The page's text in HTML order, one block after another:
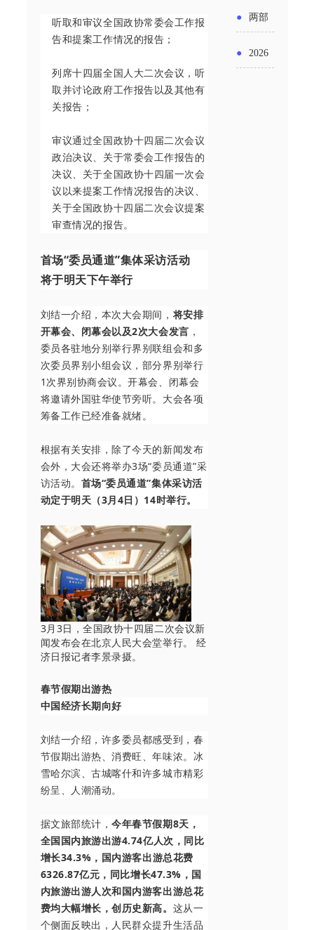
听取和审议全国政协常委会工作报
告和提案工作情况的报告；
列席十四届全国人大二次会议，听
取并讨论政府工作报告以及其他有
关报告；
审议通过全国政协十四届二次会议
政治决议、关于常委会工作报告的
决议、关于全国政协十四届一次会
议以来提案工作情况报告的决议、
关于全国政协十四届二次会议提案
审查情况的报告。
首场“委员通道”集体采访活动
将于明天下午举行
刘结一介绍，本次大会期间， 将安排
开幕会、闭幕会以及2次大会发言 ，
委员各驻地分别举行界别联组会和多
次委员界别小组会议，部分界别举行
1次界别协商会议。开幕会、闭幕会
将邀请外国驻华使节旁听。大会各项
筹备工作已经准备就绪。
根据有关安排，除了今天的新闻发布
会外，大会还将举办3场“委员通道”采
访活动。 首场“委员通道”集体采访活
动定于明天（3月4日）14时举行。
3月3日，全国政协十四届二次会议新
闻发布会在北京人民大会堂举行。 经
济日报记者李景录摄。
春节假期出游热
中国经济长期向好
刘结一介绍，许多委员都感受到，春
节假期出游热、消费旺、年味浓。冰
雪哈尔滨、古城喀什和许多城市精彩
纷呈、人潮涌动。
据文旅部统计，今年春节假期8天，
全国国内旅游出游4.74亿人次，同比
增长34.3%，国内游客出游总花费
6326.87亿元，同比增长47.3%，国
内旅游出游人次和国内游客出游总花
费均大幅增长，创历史新高。 这从一
个侧面反映出，人民群众提升生活品
例新变
领域及
申报要
五”期间
支持科
务培育
● 两部
● 2026